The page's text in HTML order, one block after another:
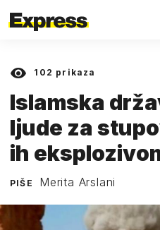
102 prikaza
Islamska
ljude za
ih
PIŠE Merita Arslani